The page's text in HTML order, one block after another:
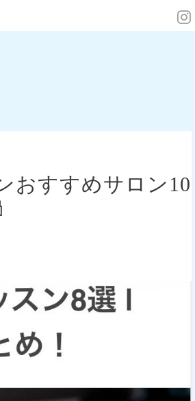
おすすめサロン10